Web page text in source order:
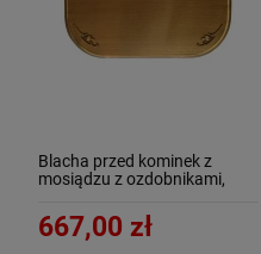
Blacha przed kominek z
mosiądzu z ozdobnikami,
1501-3-PA
667,00 zł